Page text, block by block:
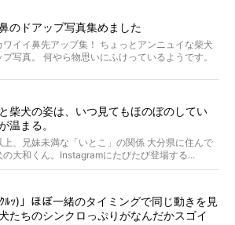
のドアップ写真集めました
ワイイ鼻先アップ集！ ちょっとアンニュイな柴犬
写真。 何やら物思いにふけっているようです。
柴犬の姿は、いつ見てもほのぼのしてい
温まる。
上、兄妹未満な「いとこ」の関係 大分県に住んで
の大和くん。Instagramにたびたび登場する...
ﾙｯ)」ほぼ一緒のタイミングで同じ動きを見
たちのシンクロっぷりがなんだかスゴイ